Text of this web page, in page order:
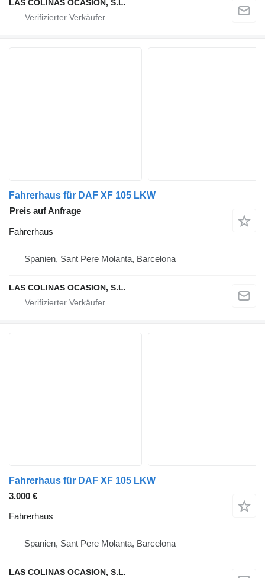
LAS COLINAS OCASION, S.L.
Fahrerhaus für DAF XF 105 LKW
Preis auf Anfrage
Fahrerhaus
Spanien, Sant Pere Molanta, Barcelona
LAS COLINAS OCASION, S.L.
Fahrerhaus für DAF XF 105 LKW
3.000 €
Fahrerhaus
Spanien, Sant Pere Molanta, Barcelona
LAS COLINAS OCASION, S.L.